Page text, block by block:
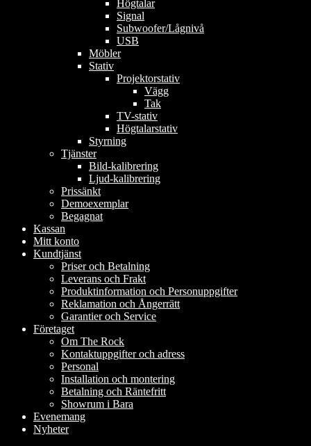
Högtalar
Signal
Subwoofer/Lågnivå
USB
Möbler
Stativ
Projektorstativ
Vägg
Tak
TV-stativ
Högtalarstativ
Styrning
Tjänster
Bild-kalibrering
Ljud-kalibrering
Prissänkt
Demoexemplar
Begagnat
Kassan
Mitt konto
Kundtjänst
Priser och Betalning
Leverans och Frakt
Produktinformation och Personuppgifter
Reklamation och Ångerrätt
Garantier och Service
Företaget
Om The Rock
Kontaktuppgifter och adress
Personal
Installation och montering
Betalning och Räntefritt
Showrum i Bara
Evenemang
Nyheter